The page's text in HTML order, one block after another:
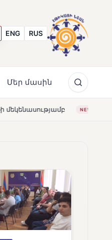
ENG RUS
Մեր մասին
Լողավազա՞ն, թե՞